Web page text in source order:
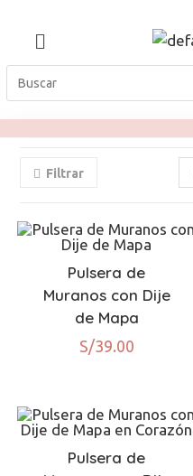
Filtrar
Pulsera de
Muranos con Dije
de Mapa
S/39.00
Pulsera de